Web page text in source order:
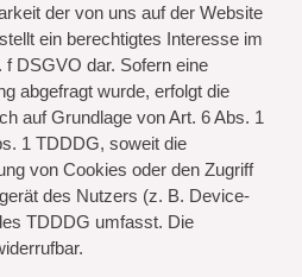
der von uns auf der Website
ein berechtigtes Interesse im
f DSGVO dar. Sofern eine
abgefragt wurde, erfolgt die
auf Grundlage von Art. 6 Abs. 1
1 TDDDG, soweit die
von Cookies oder den Zugriff
des Nutzers (z. B. Device-
TDDDG umfasst. Die